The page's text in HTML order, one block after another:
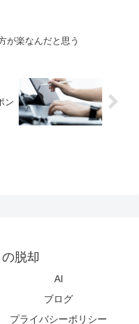
が楽なんだと思う
ン
脱却
AI
ブログ
プライバシーポリシー